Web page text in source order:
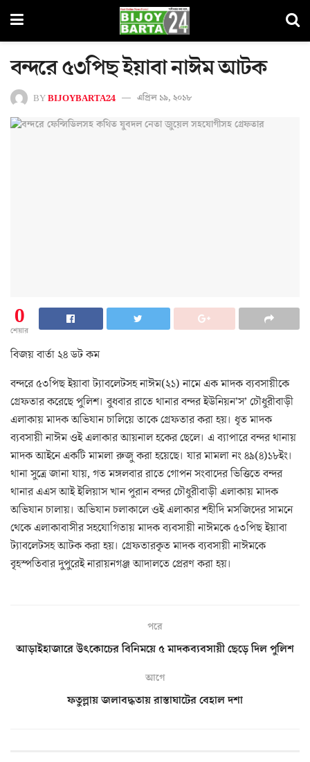
বন্দরে ৫৩পিছ ইয়াবা নাঈম আটক
BYBIJOYBARTA24 এপ্রিল ১৯, ২০১৮
0
শেয়ার
বিজয় বার্তা ২৪ ডট কম
বন্দরে ৫৩পিছ ইয়াবা ট্যাবলেটসহ নাঈম(২১) নামে এক মাদক ব্যবসায়ীকে
গ্রেফতার করেছে পুলিশ। বুধবার রাতে থানার বন্দর ইউনিয়ন’স’ চৌধুরীবাড়ী
এলাকায় মাদক অভিযান চালিয়ে তাকে গ্রেফতার করা হয়। ধৃত মাদক
ব্যবসায়ী নাঈম ওই এলাকার আয়নাল হকের ছেলে। এ ব্যাপারে বন্দর থানায়
মাদক আইনে একটি মামলা রুজু করা হয়েছে। যার মামলা নং ৪৯(৪)১৮ইং।
থানা সুত্রে জানা যায়, গত মঙ্গলবার রাতে গোপন সংবাদের ভিত্তিতে বন্দর
থানার এএস আই ইলিয়াস খান পুরান বন্দর চৌধুরীবাড়ী এলাকায় মাদক
অভিযান চালায়। অভিযান চলাকালে ওই এলাকার শহীদি মসজিদের সামনে
থেকে এলাকাবাসীর সহযোগিতায় মাদক ব্যবসায়ী নাঈমকে ৫৩পিছ ইয়াবা
ট্যাবলেটসহ আটক করা হয়। গ্রেফতারকৃত মাদক ব্যবসায়ী নাঈমকে
বৃহস্পতিবার দুপুরেই নারায়নগঞ্জ আদালতে প্রেরণ করা হয়।
পরে
আড়াইহাজারে উৎকোচের বিনিময়ে ৫ মাদকব্যবসায়ী ছেড়ে দিল পুলিশ
আগে
ফতুল্লায় জলাবদ্ধতায় রাস্তাঘাটের বেহাল দশা